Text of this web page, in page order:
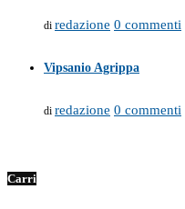
di redazione 0 commenti
Vipsanio Agrippa
di redazione 0 commenti
Carri